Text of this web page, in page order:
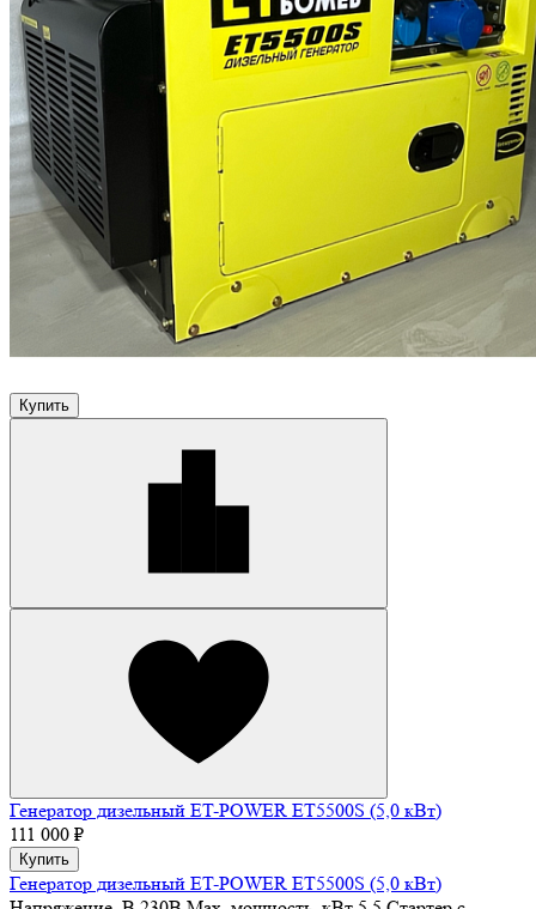
Купить
Генератор дизельный ET-POWER ET5500S (5,0 кВт)
111 000 ₽
Купить
Генератор дизельный ET-POWER ET5500S (5,0 кВт)